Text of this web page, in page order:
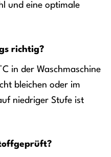
und eine optimale
richtig?
in der Waschmaschine
bleichen oder im
niedriger Stufe ist